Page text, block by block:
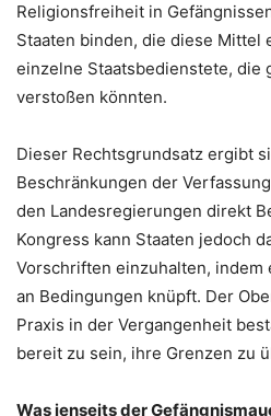
Religionsfreiheit in
Staaten binden, die diese Mittel
einzelne Staatsbedienstete, die
verstoßen könnten.
Dieser Rechtsgrundsatz ergibt
Beschränkungen der
den Landesregierungen direkt
Kongress kann Staaten jedoch
Vorschriften einzuhalten,
an Bedingungen knüpft. Der
Praxis in der Vergangenheit
bereit zu sein, ihre Grenzen zu
Was jenseits der